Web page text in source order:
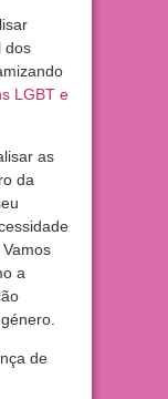
dos
LGBT e
as
da
a
de